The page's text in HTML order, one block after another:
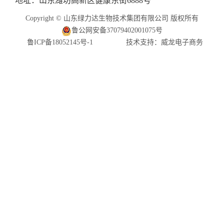
Copyright © 山东绿力达生物技术集团有限公司 版权所有
鲁公网安备37079402001075号
鲁ICP备18052145号-1
技术支持：威龙电子商务